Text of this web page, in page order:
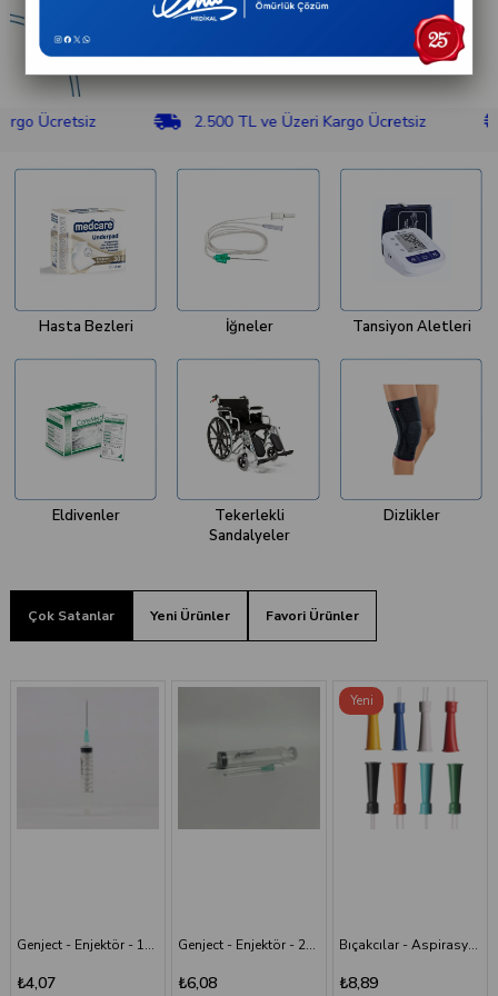
2.500 TL ve Üzeri Kargo Ücretsiz
Hasta Bezleri İğneler Tansiyon Aletleri
Eldivenler
Tekerlekli
Sandalyeler
Dizlikler
Çok Satanlar Yeni Ürünler Favori Ürünler
Genject - Enjektör - 20 cc 38 mm- 3P - Yeşil İğneli
₺6,08
Bıçakcılar - Aspirasyon Sondası
₺8,89
Bıçakcılar - Intraket - Sarı - 24G x 1 1/2"
₺9,82